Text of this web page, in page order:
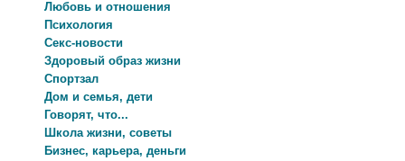
Любовь и отношения
Психология
Секс-новости
Здоровый образ жизни
Спортзал
Дом и семья, дети
Говорят, что...
Школа жизни, советы
Бизнес, карьера, деньги